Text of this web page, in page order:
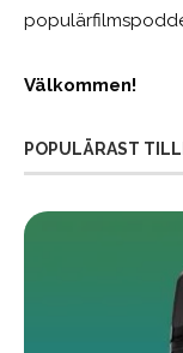
Välkommen!
POPULÄRAST